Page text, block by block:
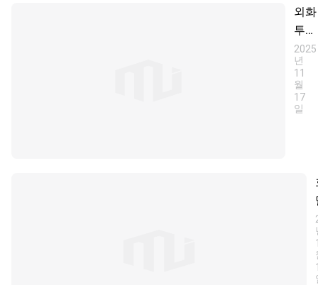
및
외환
계좌
유형
외화
투자
입문
자를
위한
완벽
2025
년
11
월
17
일